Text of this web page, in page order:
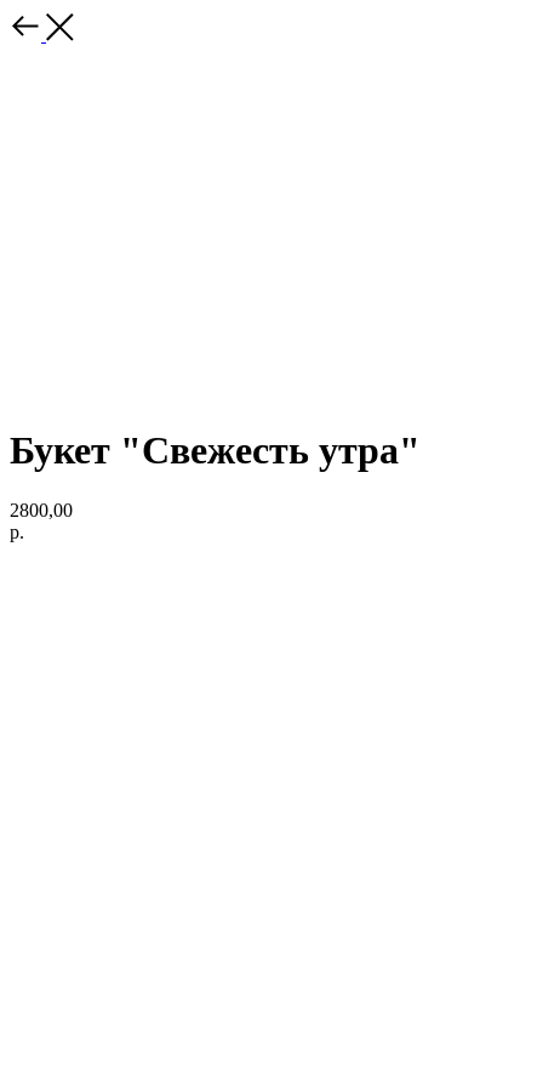
Букет "Свежесть утра"
2800,00
р.